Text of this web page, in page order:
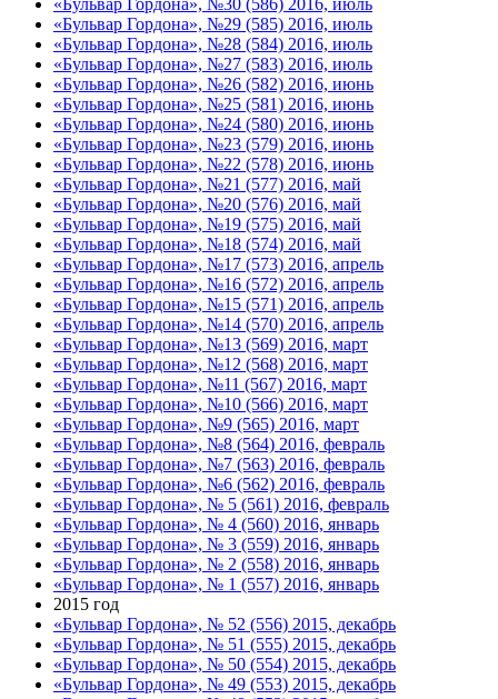
«Бульвар Гордона», №29 (585) 2016, июль
«Бульвар Гордона», №28 (584) 2016, июль
«Бульвар Гордона», №27 (583) 2016, июль
«Бульвар Гордона», №26 (582) 2016, июнь
«Бульвар Гордона», №25 (581) 2016, июнь
«Бульвар Гордона», №24 (580) 2016, июнь
«Бульвар Гордона», №23 (579) 2016, июнь
«Бульвар Гордона», №22 (578) 2016, июнь
«Бульвар Гордона», №21 (577) 2016, май
«Бульвар Гордона», №20 (576) 2016, май
«Бульвар Гордона», №19 (575) 2016, май
«Бульвар Гордона», №18 (574) 2016, май
«Бульвар Гордона», №17 (573) 2016, апрель
«Бульвар Гордона», №16 (572) 2016, апрель
«Бульвар Гордона», №15 (571) 2016, апрель
«Бульвар Гордона», №14 (570) 2016, апрель
«Бульвар Гордона», №13 (569) 2016, март
«Бульвар Гордона», №12 (568) 2016, март
«Бульвар Гордона», №11 (567) 2016, март
«Бульвар Гордона», №10 (566) 2016, март
«Бульвар Гордона», №9 (565) 2016, март
«Бульвар Гордона», №8 (564) 2016, февраль
«Бульвар Гордона», №7 (563) 2016, февраль
«Бульвар Гордона», №6 (562) 2016, февраль
«Бульвар Гордона», № 5 (561) 2016, февраль
«Бульвар Гордона», № 4 (560) 2016, январь
«Бульвар Гордона», № 3 (559) 2016, январь
«Бульвар Гордона», № 2 (558) 2016, январь
«Бульвар Гордона», № 1 (557) 2016, январь
2015 год
«Бульвар Гордона», № 52 (556) 2015, декабрь
«Бульвар Гордона», № 51 (555) 2015, декабрь
«Бульвар Гордона», № 50 (554) 2015, декабрь
«Бульвар Гордона», № 49 (553) 2015, декабрь